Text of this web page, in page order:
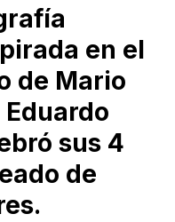
en el
de Mario
sus 4
de